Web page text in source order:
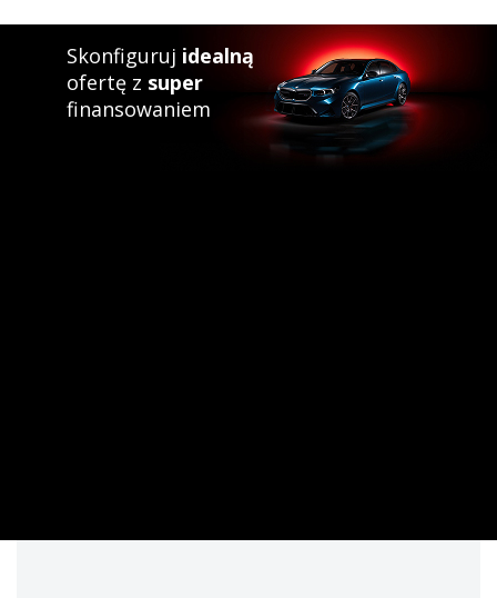
Skonfiguruj idealną
ofertę z super
finansowaniem